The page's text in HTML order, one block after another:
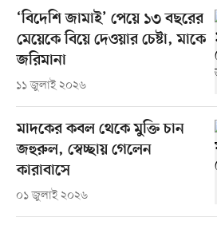
‘বিদেশি জামাই’ পেয়ে ১৩ বছরের
মেয়েকে বিয়ে দেওয়ার চেষ্টা, মাকে
জরিমানা
১১ জুলাই ২০২৬
মাদকের কবল থেকে মুক্তি চান
জহুরুল, স্বেচ্ছায় গেলেন
কারাবাসে
০১ জুলাই ২০২৬